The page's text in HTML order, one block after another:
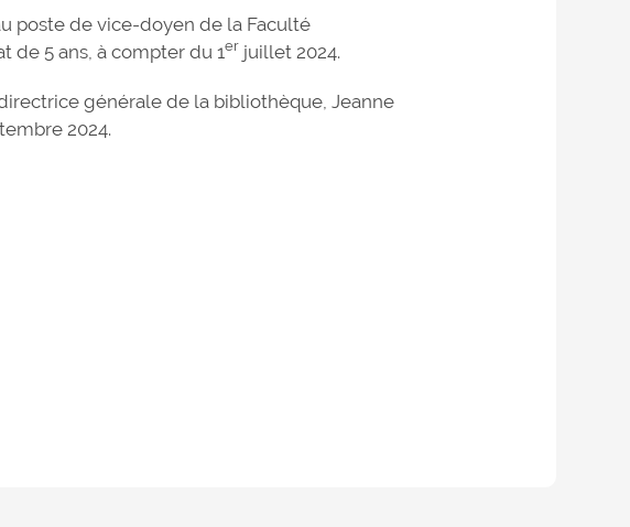
poste de vice-doyen de la Faculté
de 5 ans, à compter du 1erjuillet 2024.
générale de la bibliothèque, Jeanne
2024.